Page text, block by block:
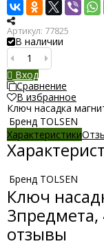
Артикул: 77825
В наличии
Вход
Сравнение
В избранное
Ключ насадка
Бренд TOLSEN
Характеристики
Бренд TOLSEN
Ключ
отзывы